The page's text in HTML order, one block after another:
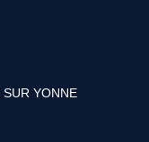
YONNE